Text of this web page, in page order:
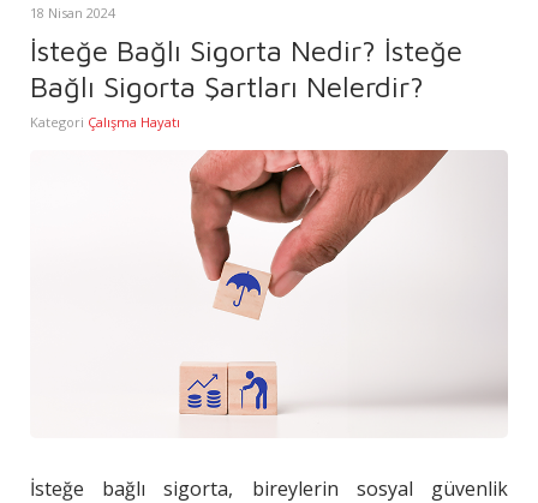
18 Nisan 2024
İsteğe Bağlı Sigorta Nedir? İsteğe
Bağlı Sigorta Şartları Nelerdir?
Kategori Çalışma Hayatı
İsteğe bağlı sigorta, bireylerin sosyal güvenlik